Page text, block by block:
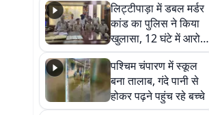
लिट्टीपाड़ा में डबल मर्डर
कांड का पुलिस ने किया
खुलासा, 12 घंटे में आरोपी
गिरफ्तार
पश्चिम चंपारण में स्कूल
बना तालाब, गंदे पानी से
होकर पढ़ने पहुंच रहे बच्चे